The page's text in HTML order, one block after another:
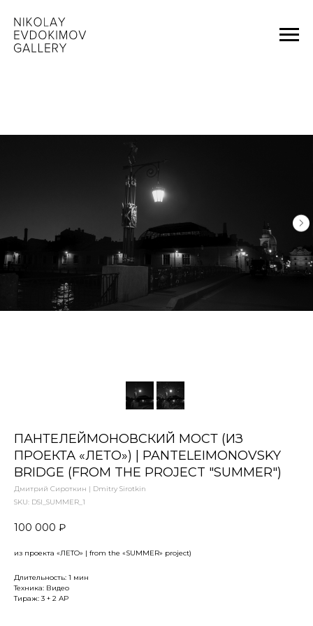
ПАНТЕЛЕЙМОНОВСКИЙ МОСТ (ИЗ
ПРОЕКТА «ЛЕТО») | PANTELEIMONOVSKY
BRIDGE (FROM THE PROJECT "SUMMER")
Дмитрий Сироткин | Dmitry Sirotkin
SKU: DSI_SUMMER_1
100 000 ₽
из проекта «ЛЕТО» | from the «SUMMER» project)
Длительность: 1 мин
Техника: Видео
Тираж: 3 + 2 АP